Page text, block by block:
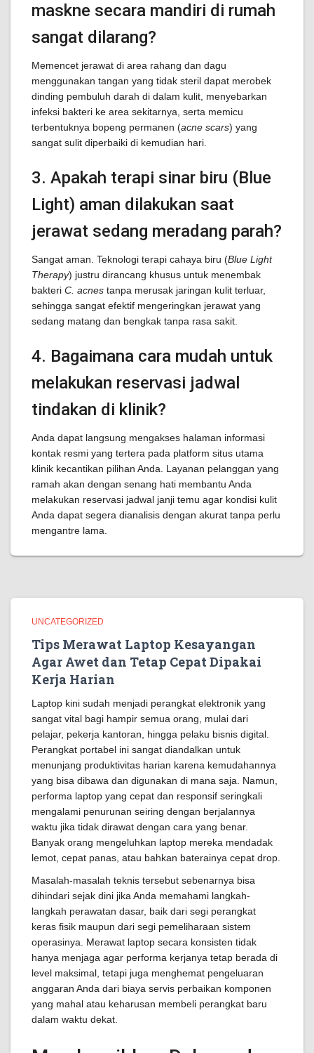
maskne secara mandiri di rumah
sangat dilarang?
Memencet jerawat di area rahang dan dagu
menggunakan tangan yang tidak steril dapat merobek
dinding pembuluh darah di dalam kulit, menyebarkan
infeksi bakteri ke area sekitarnya, serta memicu
terbentuknya bopeng permanen (acne scars) yang
sangat sulit diperbaiki di kemudian hari.
3. Apakah terapi sinar biru (Blue
Light) aman dilakukan saat
jerawat sedang meradang parah?
Sangat aman. Teknologi terapi cahaya biru (Blue Light
Therapy) justru dirancang khusus untuk menembak
bakteri C. acnes tanpa merusak jaringan kulit terluar,
sehingga sangat efektif mengeringkan jerawat yang
sedang matang dan bengkak tanpa rasa sakit.
4. Bagaimana cara mudah untuk
melakukan reservasi jadwal
tindakan di klinik?
Anda dapat langsung mengakses halaman informasi
kontak resmi yang tertera pada platform situs utama
klinik kecantikan pilihan Anda. Layanan pelanggan yang
ramah akan dengan senang hati membantu Anda
melakukan reservasi jadwal janji temu agar kondisi kulit
Anda dapat segera dianalisis dengan akurat tanpa perlu
mengantre lama.
UNCATEGORIZED
Tips Merawat Laptop Kesayangan
Agar Awet dan Tetap Cepat Dipakai
Kerja Harian
Laptop kini sudah menjadi perangkat elektronik yang
sangat vital bagi hampir semua orang, mulai dari
pelajar, pekerja kantoran, hingga pelaku bisnis digital.
Perangkat portabel ini sangat diandalkan untuk
menunjang produktivitas harian karena kemudahannya
yang bisa dibawa dan digunakan di mana saja. Namun,
performa laptop yang cepat dan responsif seringkali
mengalami penurunan seiring dengan berjalannya
waktu jika tidak dirawat dengan cara yang benar.
Banyak orang mengeluhkan laptop mereka mendadak
lemot, cepat panas, atau bahkan baterainya cepat drop.
Masalah-masalah teknis tersebut sebenarnya bisa
dihindari sejak dini jika Anda memahami langkah-
langkah perawatan dasar, baik dari segi perangkat
keras fisik maupun dari segi pemeliharaan sistem
operasinya. Merawat laptop secara konsisten tidak
hanya menjaga agar performa kerjanya tetap berada di
level maksimal, tetapi juga menghemat pengeluaran
anggaran Anda dari biaya servis perbaikan komponen
yang mahal atau keharusan membeli perangkat baru
dalam waktu dekat.